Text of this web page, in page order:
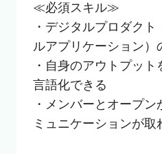
≪必須スキル≫
・デジタルプロダク
ルアプリケーション）
・自身のアウトプッ
言語化できる
・メンバーとオープ
ミュニケーションが取